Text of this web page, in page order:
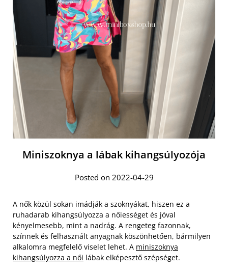
Miniszoknya a lábak kihangsúlyozója
Posted on 2022-04-29
A nők közül sokan imádják a szoknyákat, hiszen ez a
ruhadarab kihangsúlyozza a nőiességet és jóval
kényelmesebb, mint a nadrág. A rengeteg fazonnak,
színnek és felhasznált anyagnak köszönhetően, bármilyen
alkalomra megfelelő viselet lehet. A miniszoknya
kihangsúlyozza a női lábak elképesztő szépséget.